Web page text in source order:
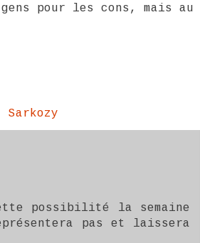
pour les cons, mais au
Sarkozy
possibilité la semaine
pas et laissera